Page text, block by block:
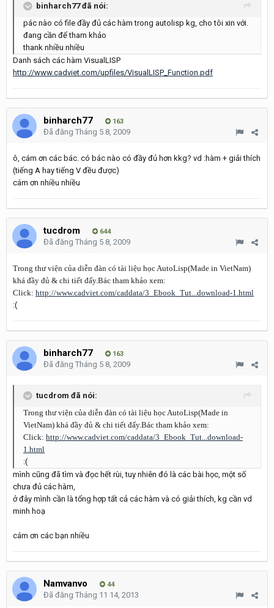
binharch77 đã nói:
pác nào có file đầy đủ các hàm trong autolisp kg, cho tôi xin với.
đang cần để tham khảo
thank nhiều nhiều
Danh sách các hàm VisualLISP
http://www.cadviet.com/upfiles/VisualLISP_Function.pdf
binharch77 163
Đã đăng Tháng 5 8, 2009
ô, cám ơn các bác. có bác nào có đầy đủ hơn kkg? vd :hàm + giải thích
(tiếng A hay tiếng V đều được)
cám ơn nhiều nhiều
tucdrom 644
Đã đăng Tháng 5 8, 2009
Trong thư viện của diễn đàn có tài liệu học AutoLisp(Made in VietNam)
khá đầy đủ & chi tiết đấy.Bác tham khảo xem:
Click: http://www.cadviet.com/caddata/3_Ebook_Tut...download-1.html
:(
binharch77 163
Đã đăng Tháng 5 8, 2009
tucdrom đã nói:
Trong thư viện của diễn đàn có tài liệu học AutoLisp(Made in
VietNam) khá đầy đủ & chi tiết đấy.Bác tham khảo xem:
Click: http://www.cadviet.com/caddata/3_Ebook_Tut...download-
1.html
:(
mình cũng đã tìm và đọc hết rùi, tuy nhiên đó là các bài học, một số
chưa đủ các hàm,
ở đây mình cần là tổng hợp tất cả các hàm và có giải thích, kg cần vd
minh hoạ
cám ơn các bạn nhiều
Namvanvo 44
Đã đăng Tháng 11 14, 2013